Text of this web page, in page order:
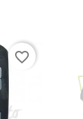
favorite_border